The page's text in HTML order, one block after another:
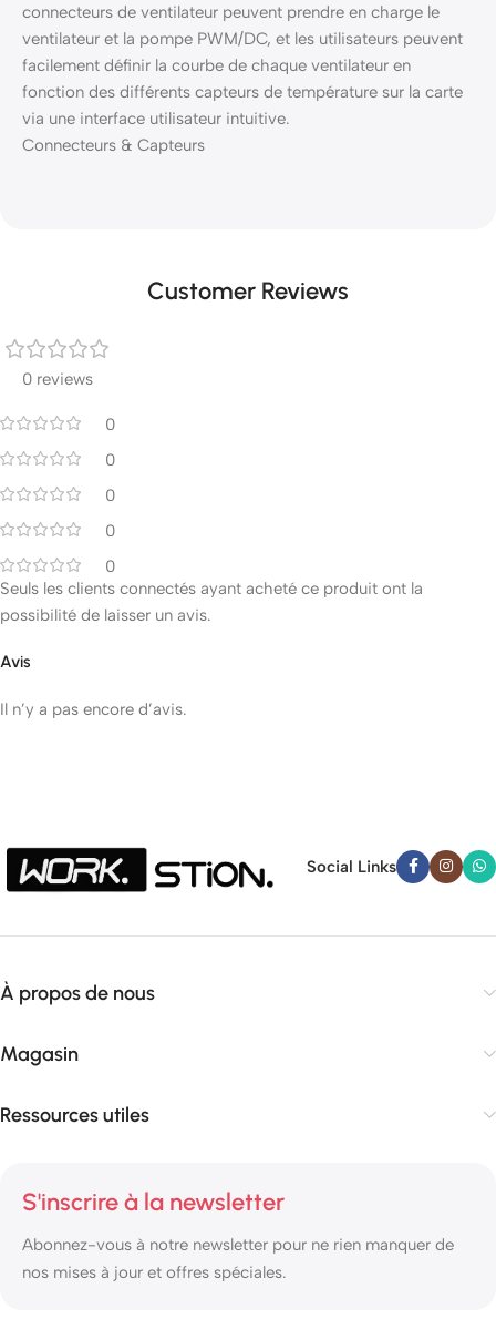
connecteurs de ventilateur peuvent prendre en charge le
ventilateur et la pompe PWM/DC, et les utilisateurs peuvent
facilement définir la courbe de chaque ventilateur en
fonction des différents capteurs de température sur la carte
via une interface utilisateur intuitive.
Connecteurs & Capteurs
Customer Reviews
0 reviews
0
0
0
0
0
Avis
Il n’y a pas encore d’avis.
Seuls les clients connectés ayant acheté ce produit ont la
possibilité de laisser un avis.
Social Links
À propos de nous
Magasin
Ressources utiles
S'inscrire à la newsletter
Abonnez-vous à notre newsletter pour ne rien manquer de
nos mises à jour et offres spéciales.